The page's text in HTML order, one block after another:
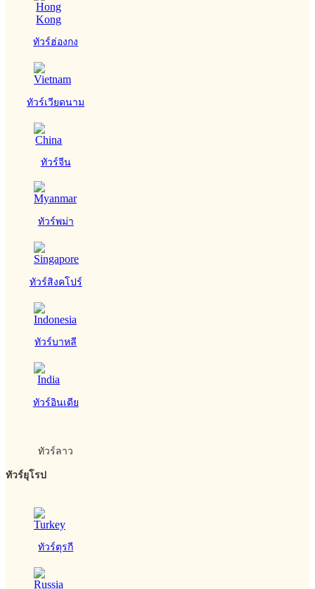
ทัวร์ฮ่องกง
ทัวร์เวียดนาม
ทัวร์จีน
ทัวร์พม่า
ทัวร์สิงคโปร์
ทัวร์บาหลี
ทัวร์อินเดีย
ทัวร์ลาว
ทัวร์ยุโรป
ทัวร์ตุรกี